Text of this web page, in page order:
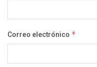
Correo electrónico *